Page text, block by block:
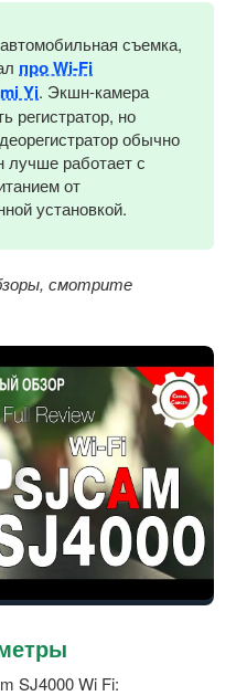
съемка,
про Wi-Fi
Yi. Экшн-камера
регистратор, но
обычно
работает с
от
установкой.
смотрите
SJ4000 Wi Fi: